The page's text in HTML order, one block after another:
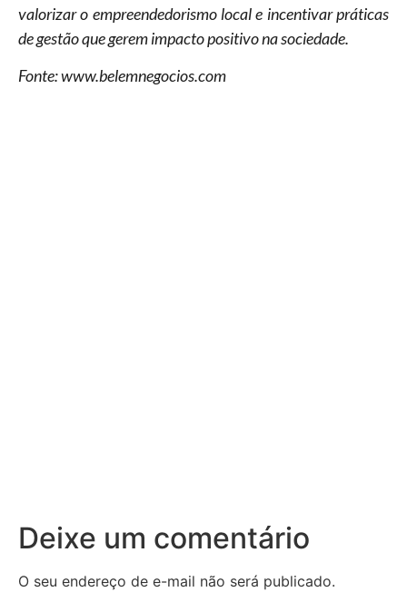
valorizar o empreendedorismo local e incentivar práticas
de gestão que gerem impacto positivo na sociedade.
Fonte: www.belemnegocios.com
Deixe um comentário
O seu endereço de e-mail não será publicado.